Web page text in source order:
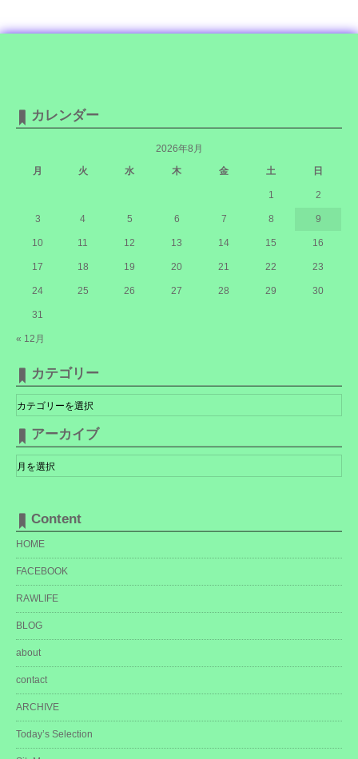
カレンダー
2026年8月
月
火 水 木 金 土 日
« 12月
1 2
3 4 5 6 7 8 9
10 11 12 13 14 15 16
17 18 19 20 21 22 23
24 25 26 27 28 29 30
31
カテゴリー
テ
ゴ
リ
ー
アーカイブ
ー
カ
Content
HOME
FACEBOOK
RAWLIFE
BLOG
about
contact
ARCHIVE
Today’s Selection